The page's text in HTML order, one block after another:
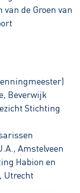
de Groen van
Beverwijk
Stichting
Amstelveen
Habion en
Utrecht